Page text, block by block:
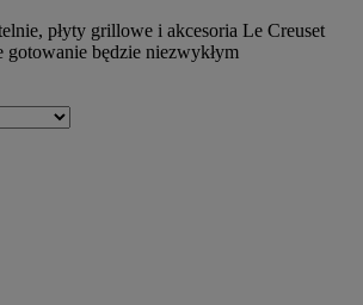
płyty grillowe i akcesoria Le Creuset
gotowanie będzie niezwykłym